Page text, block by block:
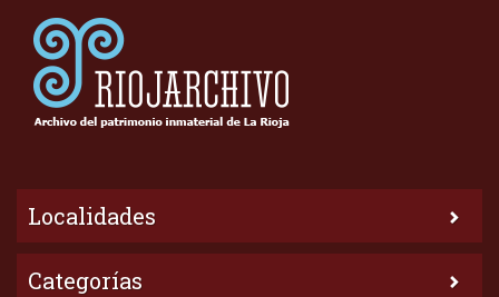
Localidades
Categorías